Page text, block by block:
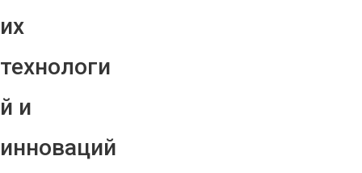
их
технологи
й и
инноваций